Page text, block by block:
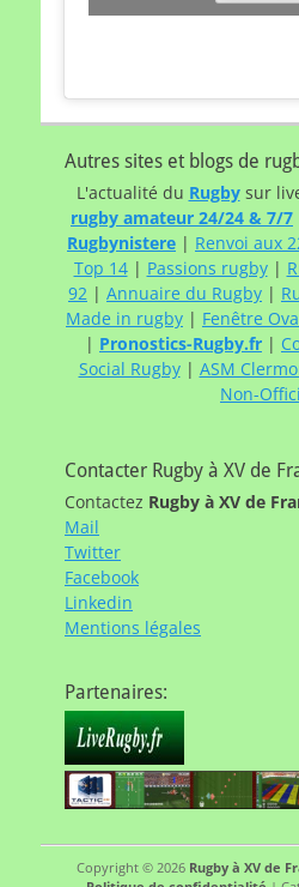
Autres sites et blogs de
L'actualité du Rugbysur
rugby amateur 24/24 & 7/7
Rugbynistere | Renvoi aux
Top 14| Passions rugby|
92 | Annuaire du Rugby |
Made in rugby | Fenêtre
| Pronostics-Rugby.fr |
Social Rugby| ASM
Non-
Contacter Rugby à XV de
Contactez Rugby à XV de
Mail
Twitter
Facebook
Linkedin
Mentions légales
Partenaires:
Copyright © 2026 Rugby à XV de